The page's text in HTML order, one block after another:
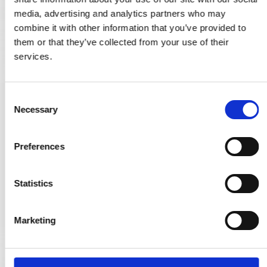
media, advertising and analytics partners who may
combine it with other information that you’ve provided to
them or that they’ve collected from your use of their
services.
Necessary
Preferences
Statistics
Marketing
Nickelpläterad linshuvud - rak hak - 3,0x12 mm (200 st)